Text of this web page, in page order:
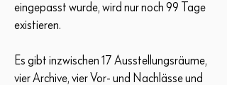
eingepasst wurde, wird nur noch 99 Tage
existieren.
Es gibt inzwischen 17 Ausstellungsräume,
vier Archive, vier Vor- und Nachlässe und